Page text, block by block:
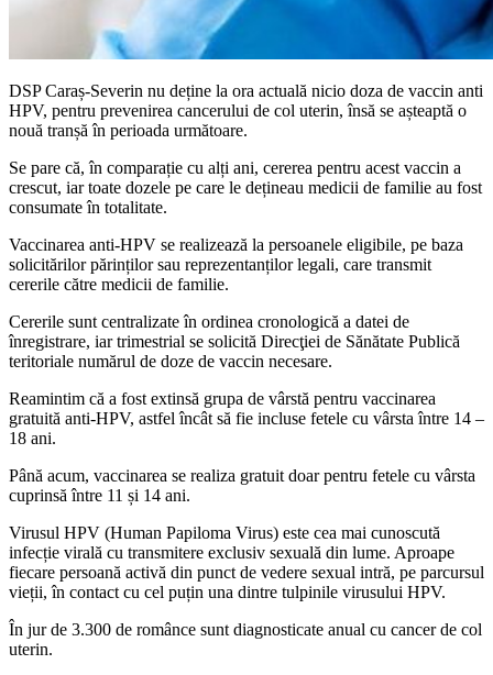
DSP Caraș-Severin nu deține la ora actuală nicio doza de vaccin anti
HPV, pentru prevenirea cancerului de col uterin, însă se așteaptă o
nouă tranșă în perioada următoare.
Se pare că, în comparație cu alți ani, cererea pentru acest vaccin a
crescut, iar toate dozele pe care le dețineau medicii de familie au fost
consumate în totalitate.
Vaccinarea anti-HPV se realizează la persoanele eligibile, pe baza
solicitărilor părinților sau reprezentanților legali, care transmit
cererile către medicii de familie.
Cererile sunt centralizate în ordinea cronologică a datei de
înregistrare, iar trimestrial se solicită Direcţiei de Sănătate Publică
teritoriale numărul de doze de vaccin necesare.
Reamintim că a fost extinsă grupa de vârstă pentru vaccinarea
gratuită anti-HPV, astfel încât să fie incluse fetele cu vârsta între 14 –
18 ani.
Până acum, vaccinarea se realiza gratuit doar pentru fetele cu vârsta
cuprinsă între 11 și 14 ani.
Virusul HPV (Human Papiloma Virus) este cea mai cunoscută
infecție virală cu transmitere exclusiv sexuală din lume. Aproape
fiecare persoană activă din punct de vedere sexual intră, pe parcursul
vieții, în contact cu cel puțin una dintre tulpinile virusului HPV.
În jur de 3.300 de românce sunt diagnosticate anual cu cancer de col
uterin.